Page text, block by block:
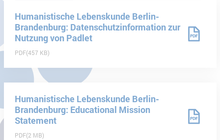
Humanistische Lebenskunde Berlin-
Brandenburg: Datenschutzinformation zur
Nutzung von Padlet
PDF 457 KB
Humanistische Lebenskunde Berlin-
Brandenburg: Educational Mission
Statement
PDF 2 MB